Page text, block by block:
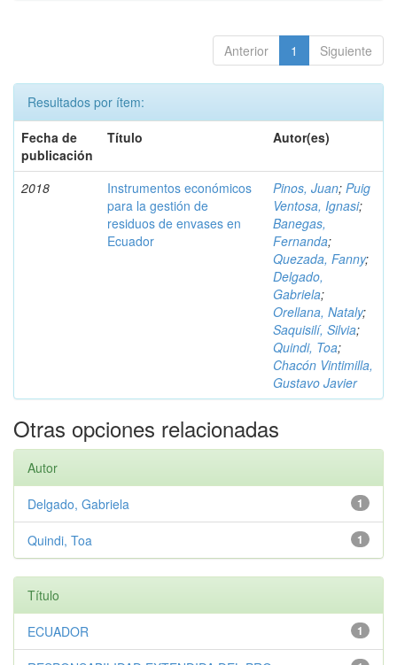
Anterior 1 Siguiente
Resultados por ítem:
Fecha de
publicación
Título Autor(es)
2018
Instrumentos económicos
para la gestión de
residuos de envases en
Ecuador
Pinos, Juan; Puig
Ventosa, Ignasi;
Banegas,
Fernanda;
Quezada, Fanny;
Delgado,
Gabriela;
Orellana, Nataly;
Saquisilí, Silvia;
Quindi, Toa;
Chacón Vintimilla,
Gustavo Javier
Otras opciones relacionadas
Autor
1
Delgado, Gabriela
1
Quindi, Toa
Título
1
ECUADOR